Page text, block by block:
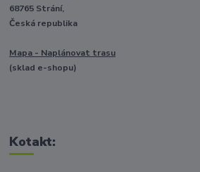
68765 Strání,
Česká republika
Mapa - Naplánovat trasu
(sklad e-shopu)
Kotakt: